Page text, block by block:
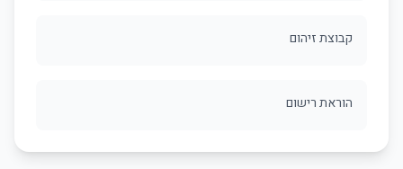
קבוצת זיהום
הוראת רישום